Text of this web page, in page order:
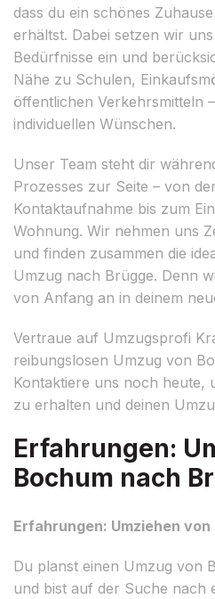
dass du ein schönes
erhältst. Dabei setzen wir
Bedürfnisse ein und
Nähe zu Schulen,
öffentlichen Verkehrsmitteln
individuellen Wünschen.
Unser Team steht dir
Prozesses zur Seite – von
Kontaktaufnahme bis zum
Wohnung. Wir nehmen uns
und finden zusammen die
Umzug nach Brügge. Denn
von Anfang an in deinem
Vertraue auf Umzugsprofi
reibungslosen Umzug von
Kontaktiere uns noch heute,
zu erhalten und deinen
Erfahrungen:
Bochum nach
Erfahrungen: Umziehen
Du planst einen Umzug von
und bist auf der Suche nach